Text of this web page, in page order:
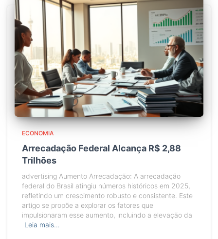
ECONOMIA
Arrecadação Federal Alcança R$ 2,88
Trilhões
advertising Aumento Arrecadação: A arrecadação
federal do Brasil atingiu números históricos em 2025,
refletindo um crescimento robusto e consistente. Este
artigo se propõe a explorar os fatores que
impulsionaram esse aumento, incluindo a elevação da
Leia mais…